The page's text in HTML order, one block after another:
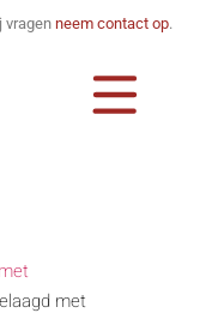
vragenneem contact op.
met